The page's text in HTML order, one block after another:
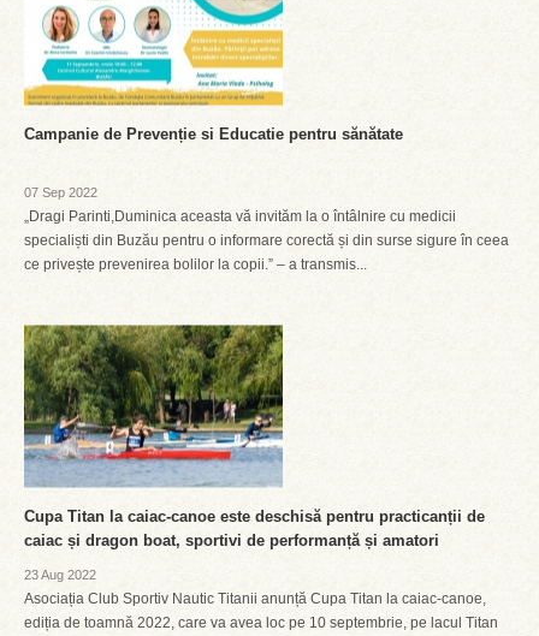
Campanie de Prevenție si Educatie pentru sănătate
07 Sep 2022
„Dragi Parinti,Duminica aceasta vă invităm la o întâlnire cu medicii
specialiști din Buzău pentru o informare corectă și din surse sigure în ceea
ce privește prevenirea bolilor la copii.” – a transmis...
Cupa Titan la caiac-canoe este deschisă pentru practicanții de
caiac și dragon boat, sportivi de performanță și amatori
23 Aug 2022
Asociația Club Sportiv Nautic Titanii anunță Cupa Titan la caiac-canoe,
ediția de toamnă 2022, care va avea loc pe 10 septembrie, pe lacul Titan